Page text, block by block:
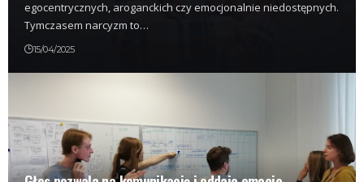
egocentrycznych, aroganckich czy emocjonalnie niedostępnych.
Tymczasem narcyzm to…
15/04/2025